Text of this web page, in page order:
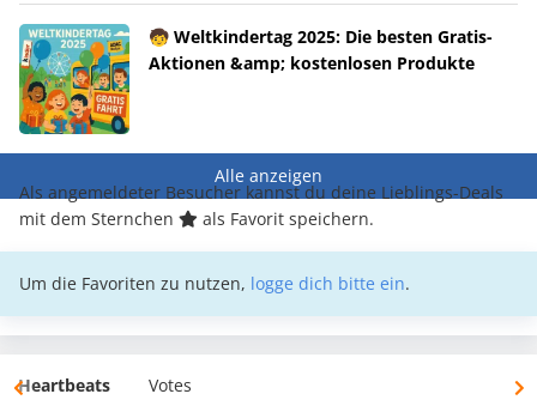
🧒 Weltkindertag 2025: Die besten Gratis-
Aktionen &amp; kostenlosen Produkte
Alle anzeigen
Als angemeldeter Besucher kannst du deine Lieblings-Deals
mit dem Sternchen
als Favorit speichern.
Um die Favoriten zu nutzen, logge dich bitte ein.
Heartbeats Votes